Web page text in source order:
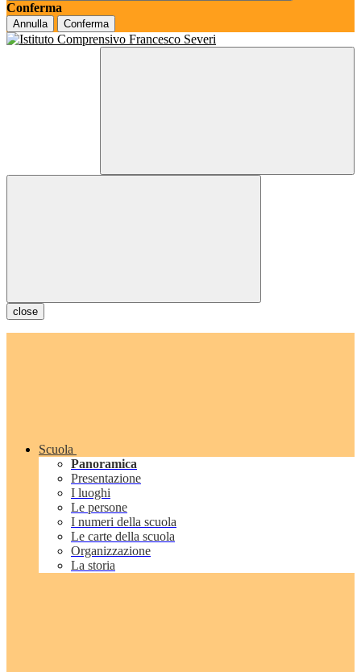
Conferma
Annulla Conferma
close
Scuola
Panoramica
Presentazione
I luoghi
Le persone
I numeri della scuola
Le carte della scuola
Organizzazione
La storia